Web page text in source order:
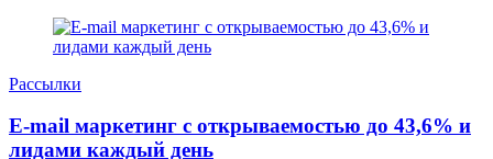
Рассылки
E-mail маркетинг с открываемостью до 43,6% и
лидами каждый день